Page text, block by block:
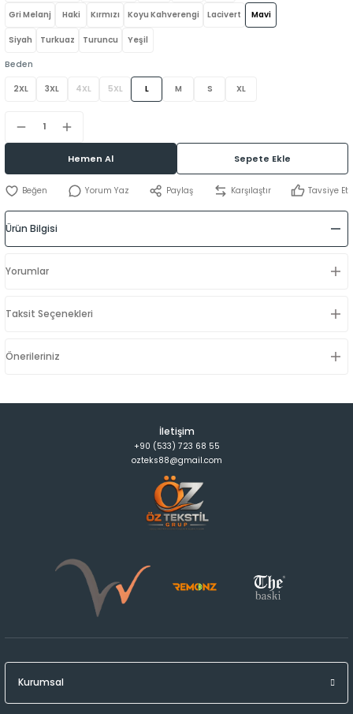
Gri Melanj Haki Kırmızı Koyu Kahverengi Lacivert Mavi
Siyah Turkuaz Turuncu Yeşil
Beden
2XL 3XL 4XL 5XL L M S XL
Hemen Al Sepete Ekle
Yorum Yaz Paylaş Karşılaştır Tavsiye Et
Ürün Bilgisi
Yorumlar
Taksit Seçenekleri
Önerileriniz
İletişim
+90 (533) 723 68 55
ozteks88@gmail.com
Kurumsal